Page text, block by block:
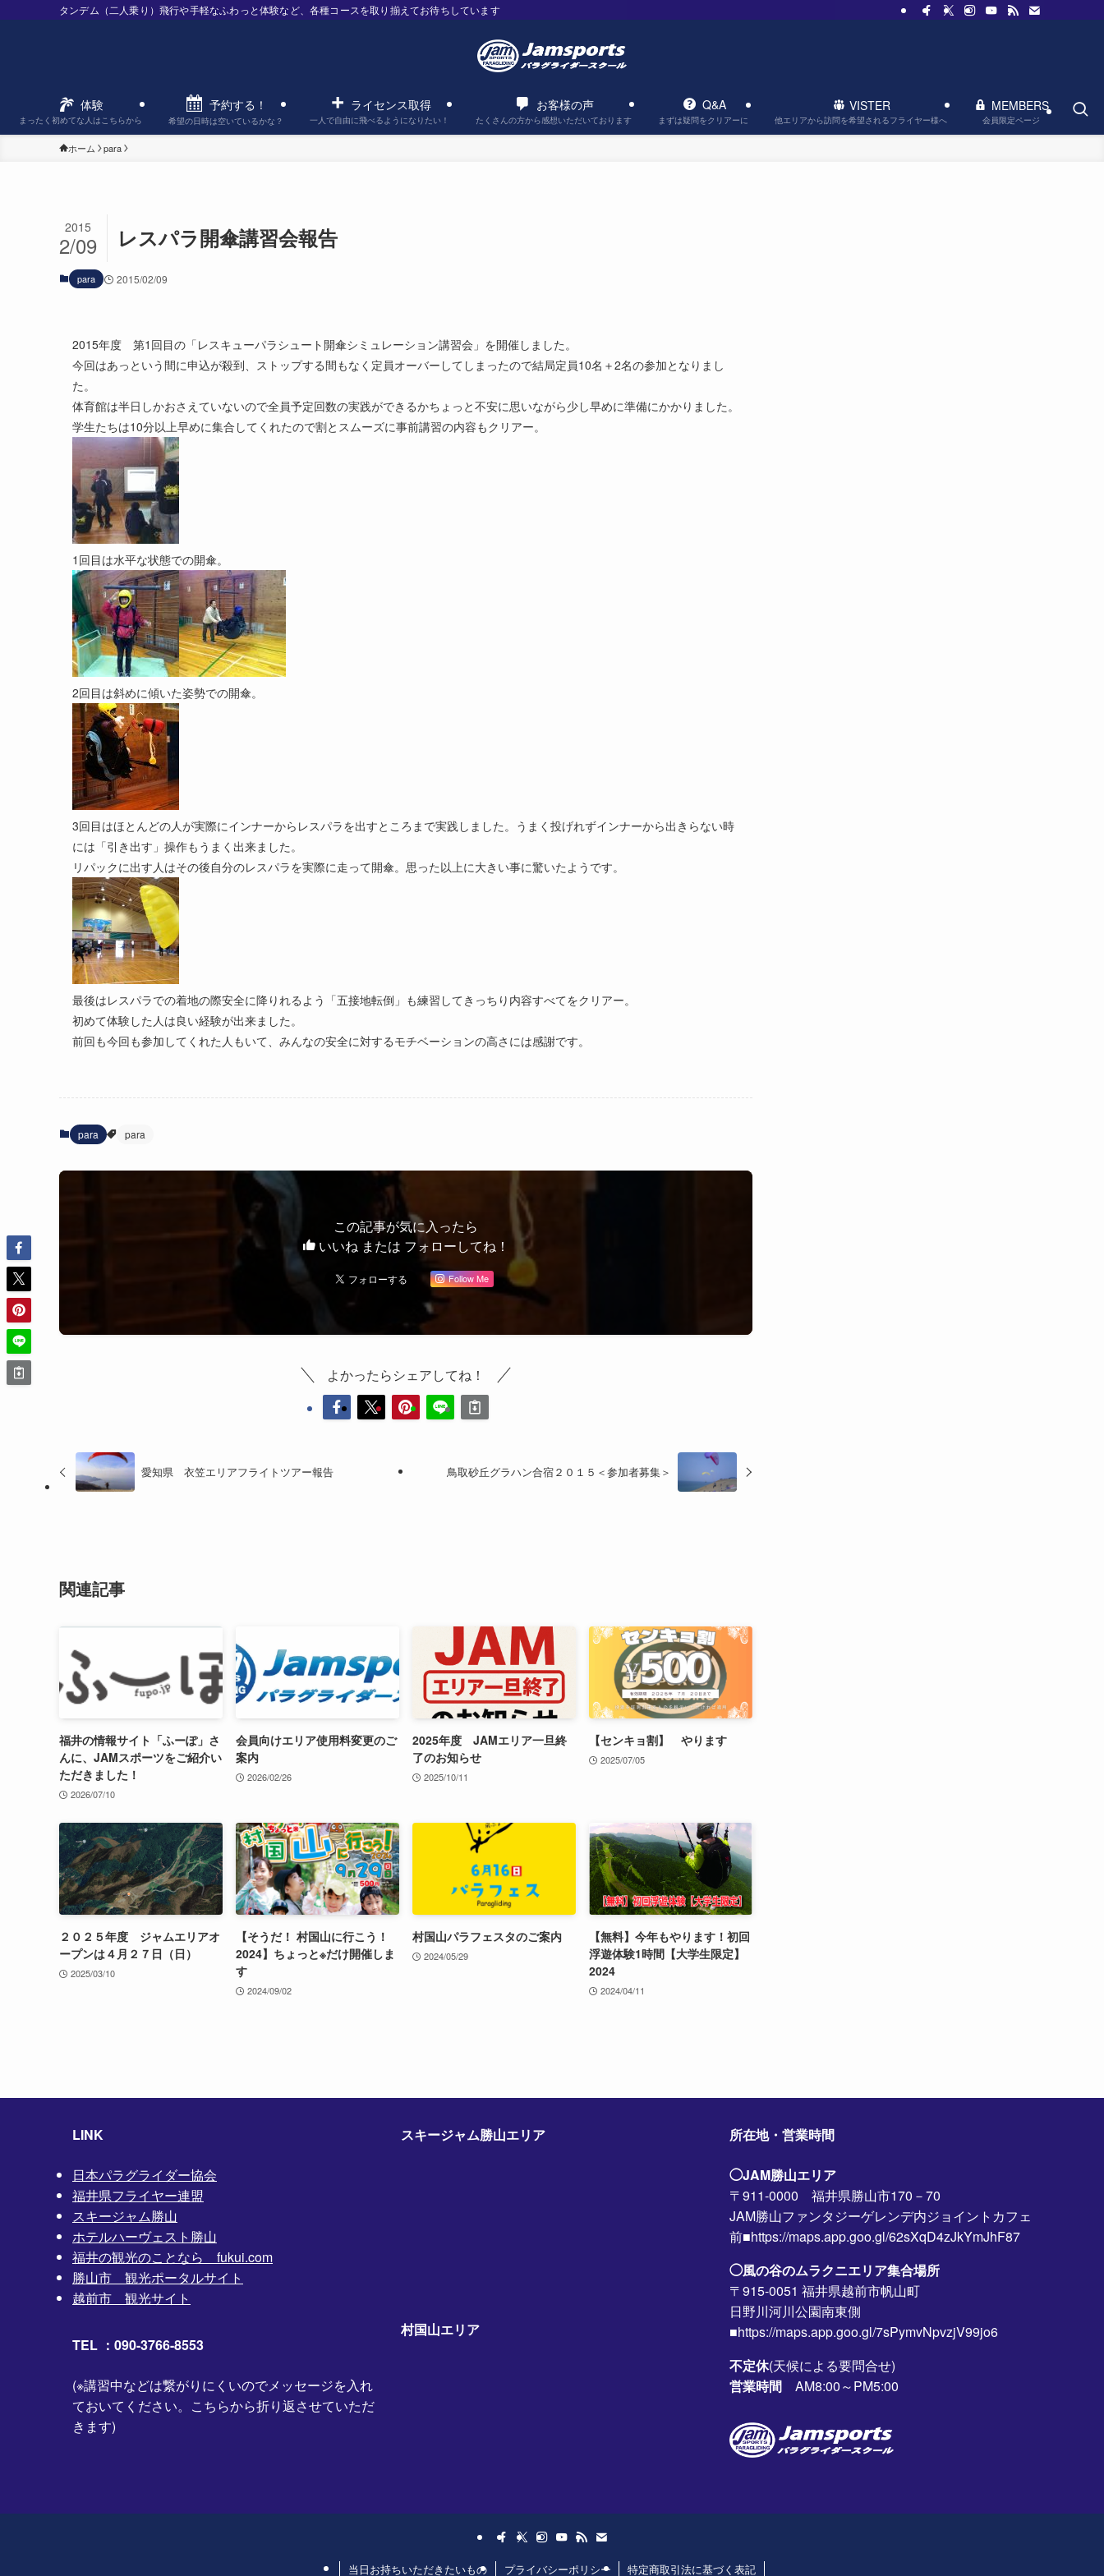
タンデム（二人乗り）飛行や手軽なふわっと体験など、各種コースを取り揃えてお待ちしています
体験
まったく初めてな人はこちらから
予約する！
希望の日時は空いているかな？
ライセンス取得
一人で自由に飛べるようになりたい！
お客様の声
たくさんの方から感想いただいております
Q&A
まずは疑問をクリアーに
VISTER
他エリアから訪問を希望されるフライヤー様へ
MEMBERS
会員限定ページ
ホーム para
レスパラ開傘講習会報告
2015
2/09
para 2015/02/09
2015年度 第1回目の「レスキューパラシュート開傘シミュレーション講習会」を開催しました。
今回はあっという間に申込が殺到、ストップする間もなく定員オーバーしてしまったので結局定員10名＋2名の参加となりまし
た。
体育館は半日しかおさえていないので全員予定回数の実践ができるかちょっと不安に思いながら少し早めに準備にかかりました。
学生たちは10分以上早めに集合してくれたので割とスムーズに事前講習の内容もクリアー。
1回目は水平な状態での開傘。
2回目は斜めに傾いた姿勢での開傘。
3回目はほとんどの人が実際にインナーからレスパラを出すところまで実践しました。うまく投げれずインナーから出きらない時
には「引き出す」操作もうまく出来ました。
リパックに出す人はその後自分のレスパラを実際に走って開傘。思った以上に大きい事に驚いたようです。
最後はレスパラでの着地の際安全に降りれるよう「五接地転倒」も練習してきっちり内容すべてをクリアー。
初めて体験した人は良い経験が出来ました。
前回も今回も参加してくれた人もいて、みんなの安全に対するモチベーションの高さには感謝です。
para para
この記事が気に入ったら
いいね または フォローしてね！
Follow Me
よかったらシェアしてね！
愛知県 衣笠エリアフライトツアー報告 鳥取砂丘グラハン合宿２０１５＜参加者募集＞
関連記事
福井の情報サイト「ふーぽ」さ
んに、JAMスポーツをご紹介い
ただきました！
2026/07/10
会員向けエリア使用料変更のご
案内
2026/02/26
2025年度 JAMエリア一旦終
了のお知らせ
2025/10/11
【センキョ割】 やります
2025/07/05
２０２５年度 ジャムエリアオ
ープンは４月２７日（日）
2025/03/10
【そうだ！ 村国山に行こう！
2024】ちょっと※だけ開催しま
す
2024/09/02
村国山パラフェスタのご案内
2024/05/29
【無料】今年もやります！初回
浮遊体験1時間【大学生限定】
2024
2024/04/11
LINK
日本パラグライダー協会
福井県フライヤー連盟
スキージャム勝山
ホテルハーヴェスト勝山
福井の観光のことなら fukui.com
勝山市 観光ポータルサイト
越前市 観光サイト
TEL ：090-3766-8553
(※講習中などは繋がりにくいのでメッセージを入れ
ておいてください。こちらから折り返させていただ
きます)
スキージャム勝山エリア
村国山エリア
所在地・営業時間
◯JAM勝山エリア
〒911-0000 福井県勝山市170－70
JAM勝山ファンタジーゲレンデ内ジョイントカフェ
前■https://maps.app.goo.gl/62sXqD4zJkYmJhF87
◯風の谷のムラクニエリア集合場所
〒915-0051 福井県越前市帆山町
日野川河川公園南東側
■https://maps.app.goo.gl/7sPymvNpvzjV99jo6
不定休(天候による要問合せ)
営業時間 AM8:00～PM5:00
当日お持ちいただきたいもの プライバシーポリシー 特定商取引法に基づく表記